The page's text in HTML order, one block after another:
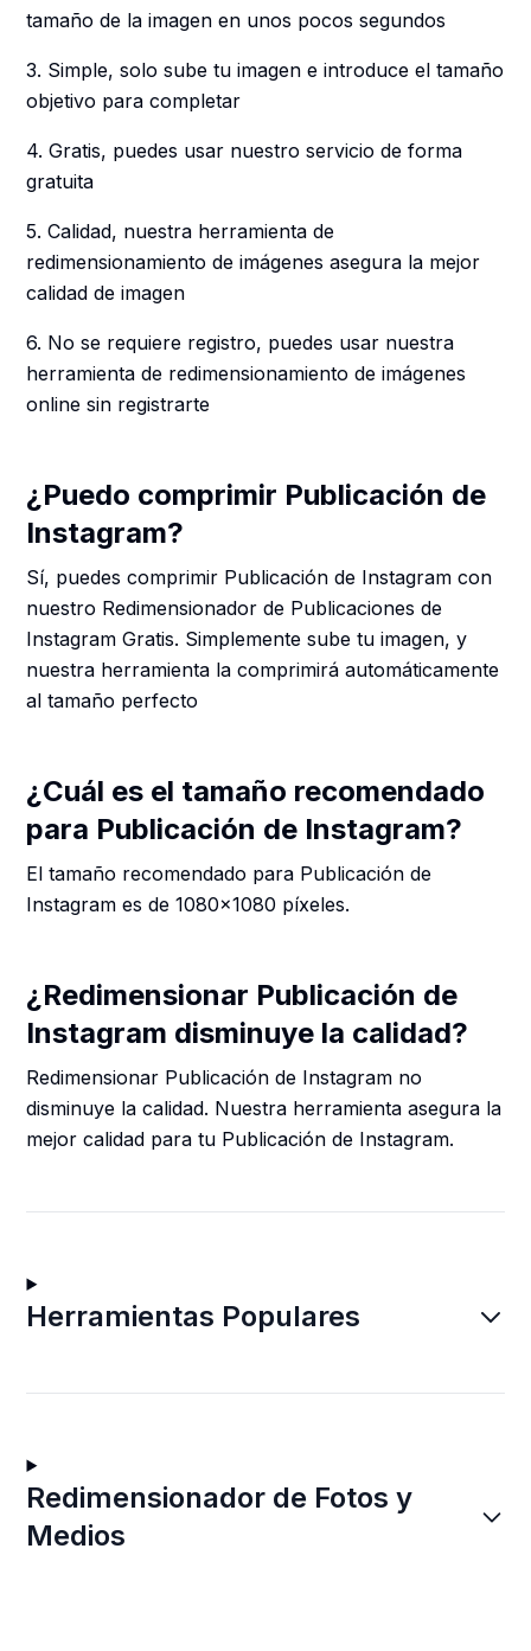
tamaño de la imagen en unos pocos segundos
3. Simple, solo sube tu imagen e introduce el tamaño
objetivo para completar
4. Gratis, puedes usar nuestro servicio de forma
gratuita
5. Calidad, nuestra herramienta de
redimensionamiento de imágenes asegura la mejor
calidad de imagen
6. No se requiere registro, puedes usar nuestra
herramienta de redimensionamiento de imágenes
online sin registrarte
¿Puedo comprimir Publicación de
Instagram?
Sí, puedes comprimir Publicación de Instagram con
nuestro Redimensionador de Publicaciones de
Instagram Gratis. Simplemente sube tu imagen, y
nuestra herramienta la comprimirá automáticamente
al tamaño perfecto
¿Cuál es el tamaño recomendado
para Publicación de Instagram?
El tamaño recomendado para Publicación de
Instagram es de 1080x1080 píxeles.
¿Redimensionar Publicación de
Instagram disminuye la calidad?
Redimensionar Publicación de Instagram no
disminuye la calidad. Nuestra herramienta asegura la
mejor calidad para tu Publicación de Instagram.
Herramientas Populares
Redimensionador de Fotos y
Medios